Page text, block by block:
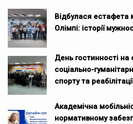
Відбулася естафета
Олімпі: історії
День гостинності на
соціально-
спорту та
Академічна
нормативному